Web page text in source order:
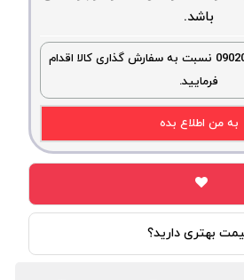
باشد.
لطفا با شماره 09020058548 نسبت به سفارش گذاری کالا اقدام
فرمایید.
به من اطلاع بده
بهتری دارید؟